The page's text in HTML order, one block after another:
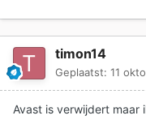
timon14
Geplaatst: 11
Avast is verwijdert maar